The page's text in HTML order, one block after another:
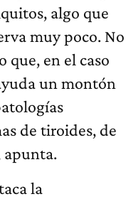
algo que
muy poco. No
que, en el caso
un montón
de tiroides, de
apunta.
la